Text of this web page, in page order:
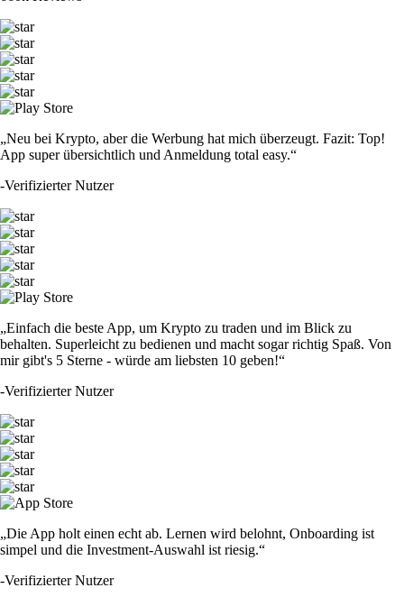
„Neu bei Krypto, aber die Werbung hat mich überzeugt. Fazit: Top!
App super übersichtlich und Anmeldung total easy.“
-Verifizierter Nutzer
„Einfach die beste App, um Krypto zu traden und im Blick zu
behalten. Superleicht zu bedienen und macht sogar richtig Spaß. Von
mir gibt's 5 Sterne - würde am liebsten 10 geben!“
-Verifizierter Nutzer
„Die App holt einen echt ab. Lernen wird belohnt, Onboarding ist
simpel und die Investment-Auswahl ist riesig.“
-Verifizierter Nutzer